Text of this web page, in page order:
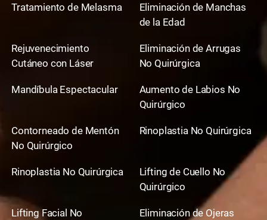
Tratamiento de Melasma
Eliminación de Manchas
de la Edad
Rejuvenecimiento
Cutáneo con Láser
Eliminación de Arrugas
No Quirúrgica
Mandíbula Espectacular
Aumento de Labios No
Quirúrgico
Contorneado de Mentón
No Quirúrgico
Rinoplastia No Quirúrgica
Rinoplastia No Quirúrgica
Lifting de Cuello No
Quirúrgico
Lifting Facial No
Eliminación de Ojeras